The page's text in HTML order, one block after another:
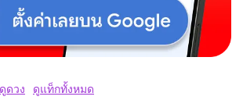
ดูดวง ดูแท็กทั้งหมด